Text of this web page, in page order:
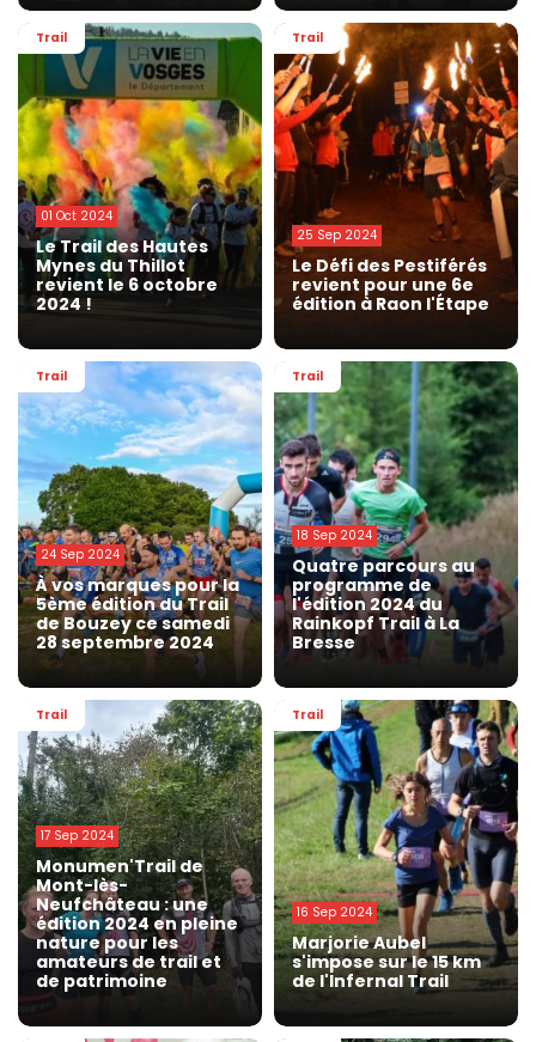
Trail
01 Oct 2024
Le Trail des Hautes
Mynes du Thillot
revient le 6 octobre
2024 !
Trail
25 Sep 2024
Le Défi des Pestiférés
revient pour une 6e
édition à Raon l'Étape
Trail
24 Sep 2024
À vos marques pour la
5ème édition du Trail
de Bouzey ce samedi
28 septembre 2024
Trail
18 Sep 2024
Quatre parcours au
programme de
l'édition 2024 du
Rainkopf Trail à La
Bresse
Trail
17 Sep 2024
Monumen'Trail de
Mont-lès-
Neufchâteau : une
édition 2024 en pleine
nature pour les
amateurs de trail et
de patrimoine
Trail
16 Sep 2024
Marjorie Aubel
s'impose sur le 15 km
de l'Infernal Trail